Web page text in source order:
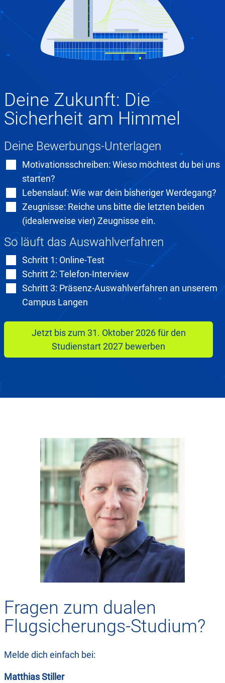
Deine Zukunft: Die
Sicherheit am Himmel
Deine Bewerbungs-Unterlagen
Motivationsschreiben: Wieso möchtest du bei uns
starten?
Lebenslauf: Wie war dein bisheriger Werdegang?
Zeugnisse: Reiche uns bitte die letzten beiden
(idealerweise vier) Zeugnisse ein.
So läuft das Auswahlverfahren
Schritt 1: Online-Test
Schritt 2: Telefon-Interview
Schritt 3: Präsenz-Auswahlverfahren an unserem
Campus Langen
Jetzt bis zum 31. Oktober 2026 für den
Studienstart 2027 bewerben
Fragen zum dualen
Flugsicherungs-Studium?
Melde dich einfach bei:
Matthias Stiller